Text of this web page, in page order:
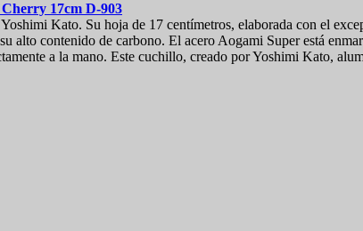
17cm D-903
Kato. Su hoja de 17 centímetros, elaborada con el
alto contenido de carbono. El acero Aogami Super está
a la mano. Este cuchillo, creado por Yoshimi Kato,